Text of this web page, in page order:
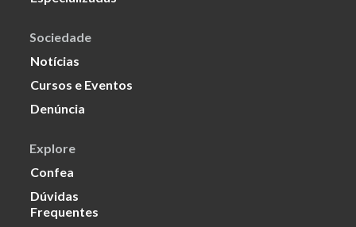
Sociedade
Notícias
Cursos e Eventos
Denúncia
Explore
Confea
Dúvidas
Frequentes